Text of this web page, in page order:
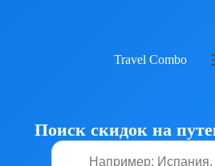
Travel Combo
Поиск скидок на